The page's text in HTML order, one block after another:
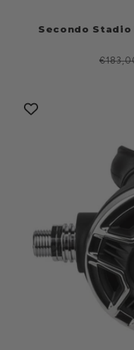
Secondo Stadio